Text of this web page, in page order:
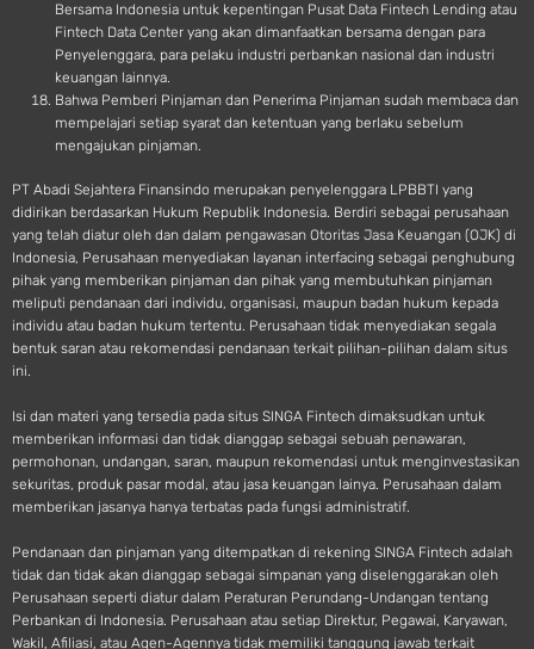
Bersama Indonesia untuk kepentingan Pusat Data Fintech Lending atau
Fintech Data Center yang akan dimanfaatkan bersama dengan para
Penyelenggara, para pelaku industri perbankan nasional dan industri
keuangan lainnya.
Bahwa Pemberi Pinjaman dan Penerima Pinjaman sudah membaca dan
mempelajari setiap syarat dan ketentuan yang berlaku sebelum
mengajukan pinjaman.
PT Abadi Sejahtera Finansindo merupakan penyelenggara LPBBTI yang
didirikan berdasarkan Hukum Republik Indonesia. Berdiri sebagai perusahaan
yang telah diatur oleh dan dalam pengawasan Otoritas Jasa Keuangan (OJK) di
Indonesia, Perusahaan menyediakan layanan interfacing sebagai penghubung
pihak yang memberikan pinjaman dan pihak yang membutuhkan pinjaman
meliputi pendanaan dari individu, organisasi, maupun badan hukum kepada
individu atau badan hukum tertentu. Perusahaan tidak menyediakan segala
bentuk saran atau rekomendasi pendanaan terkait pilihan-pilihan dalam situs
ini.
Isi dan materi yang tersedia pada situs SINGA Fintech dimaksudkan untuk
memberikan informasi dan tidak dianggap sebagai sebuah penawaran,
permohonan, undangan, saran, maupun rekomendasi untuk menginvestasikan
sekuritas, produk pasar modal, atau jasa keuangan lainya. Perusahaan dalam
memberikan jasanya hanya terbatas pada fungsi administratif.
Pendanaan dan pinjaman yang ditempatkan di rekening SINGA Fintech adalah
tidak dan tidak akan dianggap sebagai simpanan yang diselenggarakan oleh
Perusahaan seperti diatur dalam Peraturan Perundang-Undangan tentang
Perbankan di Indonesia. Perusahaan atau setiap Direktur, Pegawai, Karyawan,
Wakil, Afiliasi, atau Agen-Agennya tidak memiliki tanggung jawab terkait